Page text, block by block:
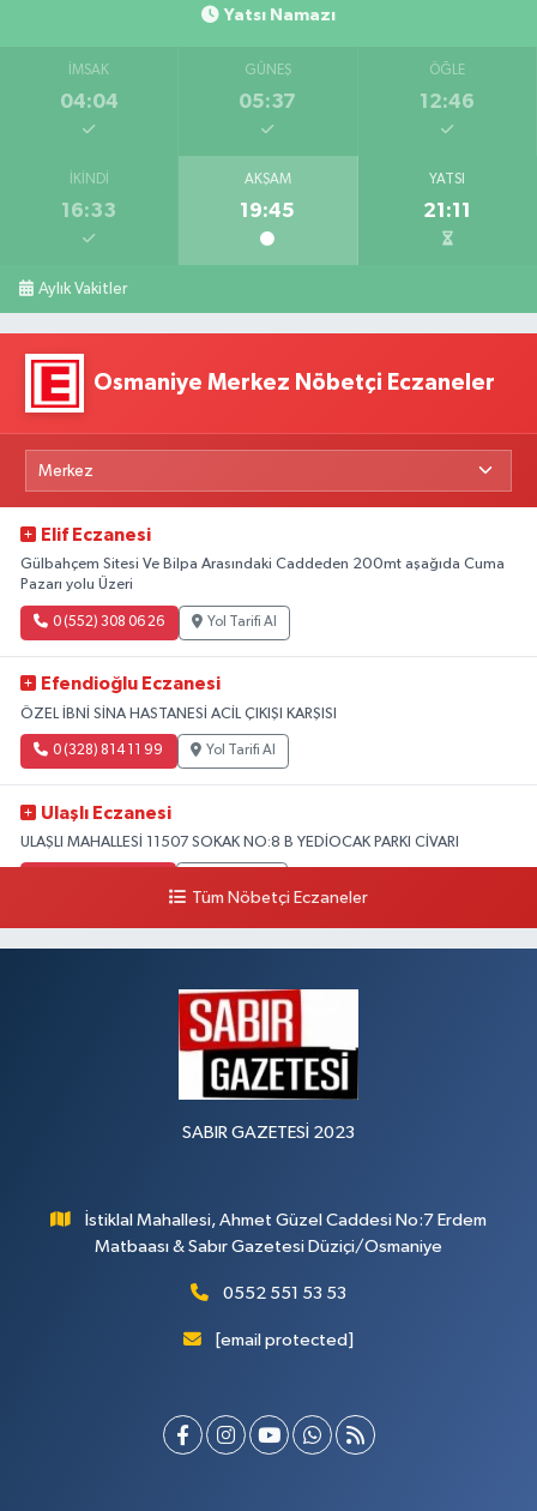
Yatsı Namazı
İMSAK
04:04
GÜNEŞ
05:37
ÖĞLE
12:46
İKINDI
16:33
AKŞAM
19:45
YATSI
21:11
Aylık Vakitler
Osmaniye Merkez Nöbetçi Eczaneler
Elif Eczanesi
Gülbahçem Sitesi Ve Bilpa Arasındaki Caddeden 200mt aşağıda Cuma
Pazarı yolu Üzeri
0 (552) 308 06 26 Yol Tarifi Al
Efendioğlu Eczanesi
ÖZEL İBNİ SİNA HASTANESİ ACİL ÇIKIŞI KARŞISI
0 (328) 814 11 99 Yol Tarifi Al
Ulaşlı Eczanesi
ULAŞLI MAHALLESİ 11507 SOKAK NO:8 B YEDİOCAK PARKI CİVARI
Tüm Nöbetçi Eczaneler
SABIR GAZETESİ 2023
İstiklal Mahallesi, Ahmet Güzel Caddesi No:7 Erdem
Matbaası & Sabır Gazetesi Düziçi/Osmaniye
0552 551 53 53
[email protected]